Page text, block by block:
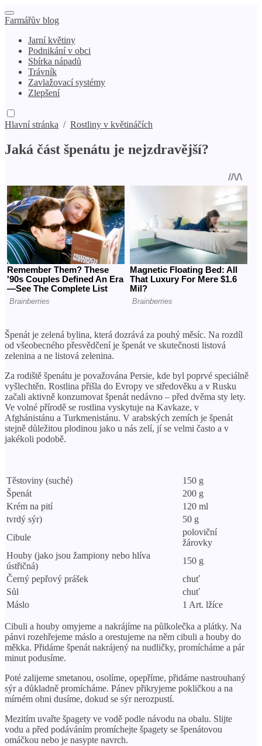
Farmářův blog
Jarní květiny
Podnikání v obci
Sbírka nápadů
Trávník
Zavlažovací systémy
Zlepšení
Hlavní stránka / Rostliny v květináčích
Jaká část špenátu je nejzdravější?
Špenát je zelená bylina, která dozrává za pouhý měsíc. Na rozdíl
od všeobecného přesvědčení je špenát ve skutečnosti listová
zelenina a ne listová zelenina.
Za rodiště špenátu je považována Persie, kde byl poprvé speciálně
vyšlechtěn. Rostlina přišla do Evropy ve středověku a v Rusku
začali aktivně konzumovat špenát nedávno – před dvěma sty lety.
Ve volné přírodě se rostlina vyskytuje na Kavkaze, v
Afghánistánu a Turkmenistánu. V arabských zemích je špenát
stejně důležitou plodinou jako u nás zelí, jí se velmi často a v
jakékoli podobě.
Těstoviny (suché)
150 g
Špenát
200 g
Krém na pití
120 ml
tvrdý sýr)
50 g
Cibule
poloviční
žárovky
Houby (jako jsou žampiony nebo hlíva
ústřičná)
150 g
Černý pepřový prášek
chuť
Sůl
chuť
Máslo
1 Art. lžíce
Cibuli a houby omyjeme a nakrájíme na půlkolečka a plátky. Na
pánvi rozehřejeme máslo a orestujeme na něm cibuli a houby do
měkka. Přidáme špenát nakrájený na nudličky, promícháme a pár
minut podusíme.
Poté zalijeme smetanou, osolíme, opepříme, přidáme nastrouhaný
sýr a důkladně promícháme. Pánev přikryjeme pokličkou a na
mírném ohni dusíme, dokud se sýr nerozpustí.
Mezitím uvařte špagety ve vodě podle návodu na obalu. Slijte
vodu a před podáváním promíchejte špagety se špenátovou
omáčkou nebo je nasypte navrch.